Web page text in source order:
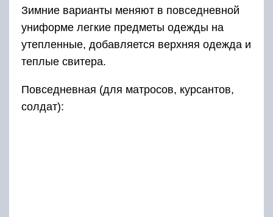
Зимние варианты меняют в повседневной
униформе легкие предметы одежды на
утепленные, добавляется верхняя одежда и
теплые свитера.
Повседневная (для матросов, курсантов,
солдат):